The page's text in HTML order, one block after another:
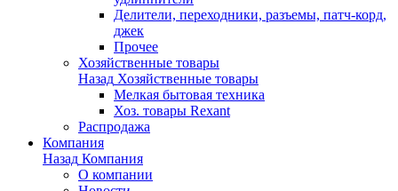
Делители, переходники, разъемы, патч-корд,
джек
Прочее
Хозяйственные товары
Назад Хозяйственные товары
Мелкая бытовая техника
Хоз. товары Rexant
Распродажа
Компания
Назад Компания
О компании